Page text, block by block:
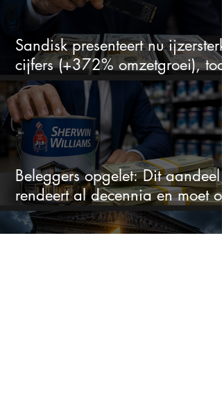
Sandisk presenteert nu
cijfers (+372% omzetgroei), toch
zakt het aandeel weg
Beleggers opgelet: Dit aandeel
rendeert al decennia en moet op
je watchlist staan!